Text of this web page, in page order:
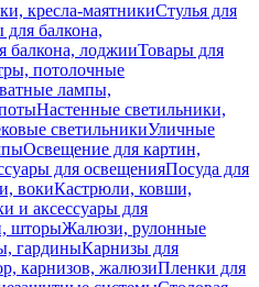
кресла-маятникиСтулья для
балкона,
балкона, лоджииТовары для
потолочные
лампы,
Настенные светильники,
светильникиУличные
Освещение для картин,
для освещенияПосуда для
вокиКастрюли, ковши,
и аксессуары для
шторыЖалюзи, рулонные
гардиныКарнизы для
карнизов, жалюзиПленки для